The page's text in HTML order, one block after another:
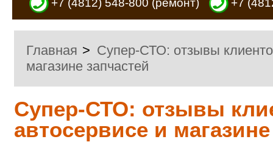
+7 (4812) 548-800 (ремонт) +7
Главная > Супер-СТО: отзывы
магазине запчастей
Супер-СТО: отзывы
автосервисе и